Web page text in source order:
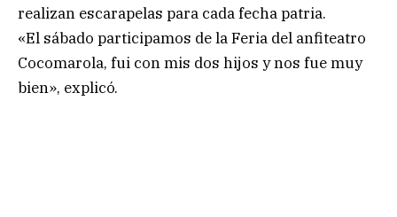
realizan escarapelas para cada fecha patria.
«El sábado participamos de la Feria del anfiteatro
Cocomarola, fui con mis dos hijos y nos fue muy
bien», explicó.